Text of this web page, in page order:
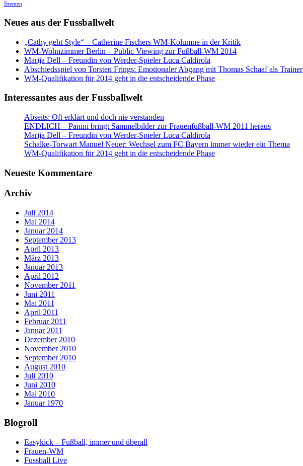
Bremen
Neues aus der Fussballwelt
„Cathy geht Style“ – Catherine Fischers WM-Kolumne in der Kritik
WM-Wohnzimmer Berlin – Public Viewing zur Fußball-WM 2014
Marija Dell – Freundin von Werder-Spieler Luca Caldirola
Abschiedsspiel von Torsten Frings: Emotionaler Abgang mit Thomas Schaaf als Trainer
WM-Qualifikation für 2014 geht in die entscheidende Phase
Interessantes aus der Fussballwelt
Abseits: Oft erklärt und doch nie verstanden
ENDLICH – Panini bringt Sammelbilder zur Frauenfußball-WM 2011 heraus
Marija Dell – Freundin von Werder-Spieler Luca Caldirola
Schalke-Torwart Manuel Neuer: Wechsel zum FC Bayern immer wieder ein Thema
WM-Qualifikation für 2014 geht in die entscheidende Phase
Neueste Kommentare
Archiv
Juli 2014
Mai 2014
Januar 2014
September 2013
April 2013
März 2013
Januar 2013
April 2012
November 2011
Juni 2011
Mai 2011
April 2011
Februar 2011
Januar 2011
Dezember 2010
November 2010
September 2010
August 2010
Juli 2010
Juni 2010
Mai 2010
Januar 1970
Blogroll
Easykick – Fußball, immer und überall
Frauen-WM
Fussball Live